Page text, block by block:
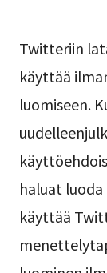
Twitteriin
käyttää
luomiseen.
haluat luoda
käyttää